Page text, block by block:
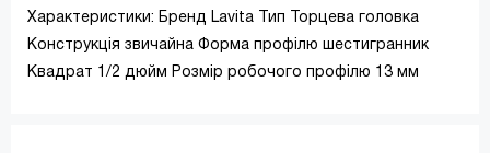
Характеристики: Бренд Lavita Тип Торцева головка
Конструкція звичайна Форма профілю шестигранник
Квадрат 1/2 дюйм Розмір робочого профілю 13 мм